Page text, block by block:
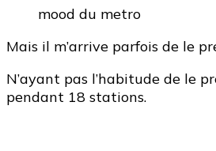
mood du metro
Mais il m’arrive parfois de le
N’ayant pas l’habitude de le
pendant 18 stations.